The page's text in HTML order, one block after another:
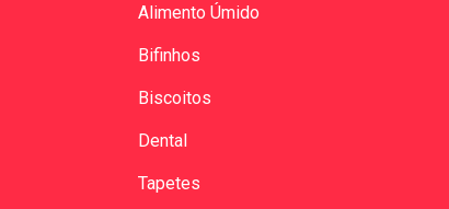
Alimento Úmido
Bifinhos
Biscoitos
Dental
Tapetes